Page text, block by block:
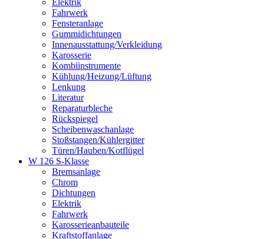
Fahrwerk
Fensteranlage
Gummidichtungen
Innenausstattung/Verkleidung
Karosserie
Kombiinstrumente
Kühlung/Heizung/Lüftung
Lenkung
Literatur
Reparaturbleche
Rückspiegel
Scheibenwaschanlage
Stoßstangen/Kühlergitter
Türen/Hauben/Kotflügel
W 126 S-Klasse
Bremsanlage
Chrom
Dichtungen
Elektrik
Fahrwerk
Karosserieanbauteile
Kraftstoffanlage